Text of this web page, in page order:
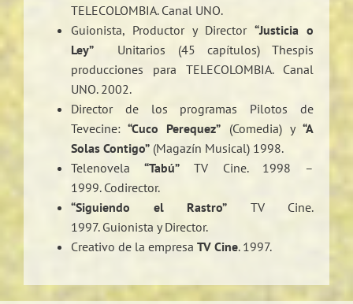
TELECOLOMBIA. Canal UNO.
Guionista, Productor y Director “Justicia o
Ley” Unitarios (45 capítulos) Thespis
producciones para TELECOLOMBIA. Canal
UNO. 2002.
Director de los programas Pilotos de
Tevecine: “Cuco Perequez” (Comedia) y“A
Solas Contigo” (Magazín Musical) 1998.
Telenovela “Tabú”TV Cine. 1998 –
1999. Codirector.
“Siguiendo el Rastro” TV Cine.
1997. Guionista y Director.
Creativo de la empresa TV Cine. 1997.